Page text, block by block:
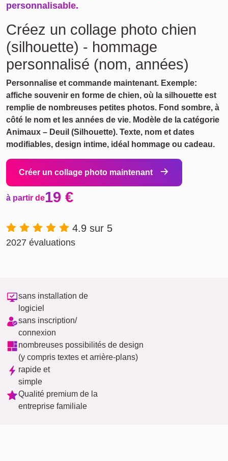
personnalisable.
Créez un collage photo chien
(silhouette) - hommage
personnalisé (nom, années)
Personnalise et commande maintenant. Exemple:
affiche souvenir en forme de chien, où la silhouette est
remplie de nombreuses petites photos. Fond sombre, à
côté le nom et les années de vie. Modèle de la catégorie
Animaux – Deuil (Silhouette). Texte, nom et dates
modifiables, design intime, idéal hommage ou cadeau.
Créer un collage photo maintenant
à partir de19 €
4.9 sur 5
2027 évaluations
sans installation de
logiciel
sans inscription/
connexion
nombreuses possibilités de design
(y compris textes et arrière-plans)
rapide et
simple
Qualité premium de la
entreprise familiale